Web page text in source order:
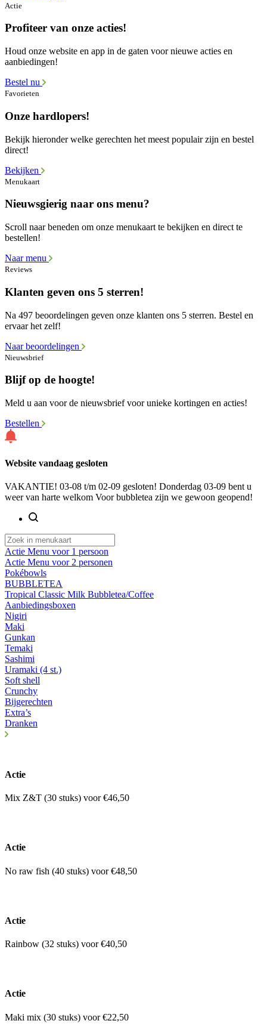
Actie
Profiteer van onze acties!
Houd onze website en app in de gaten voor nieuwe acties en
aanbiedingen!
Bestel nu
Favorieten
Onze hardlopers!
Bekijk hieronder welke gerechten het meest populair zijn en bestel
direct!
Bekijken
Menukaart
Nieuwsgierig naar ons menu?
Scroll naar beneden om onze menukaart te bekijken en direct te
bestellen!
Naar menu
Reviews
Klanten geven ons 5 sterren!
Na 497 beoordelingen geven onze klanten ons 5 sterren. Bestel en
ervaar het zelf!
Naar beoordelingen
Nieuwsbrief
Blijf op de hoogte!
Meld u aan voor de nieuwsbrief voor unieke kortingen en acties!
Bestellen
Website vandaag gesloten
VAKANTIE! 03-08 t/m 02-09 gesloten! Donderdag 03-09 bent u
weer van harte welkom Voor bubbletea zijn we gewoon geopend!
Actie Menu voor 1 persoon
Actie Menu voor 2 personen
Pokébowls
BUBBLETEA
Tropical Classic Milk Bubbletea/Coffee
Aanbiedingsboxen
Nigiri
Maki
Gunkan
Temaki
Sashimi
Uramaki (4 st.)
Soft shell
Crunchy
Bijgerechten
Extra’s
Dranken
Actie
Mix Z&T (30 stuks) voor €46,50
Actie
No raw fish (40 stuks) voor €48,50
Actie
Rainbow (32 stuks) voor €40,50
Actie
Maki mix (30 stuks) voor €22,50